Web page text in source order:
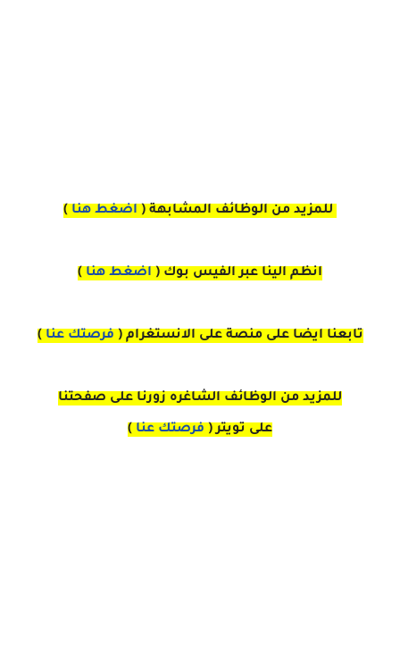
للمزيد من الوظائف المشابهة ( اضغط هنا )
انظم الينا عبر الفيس بوك ( اضغط هنا )
تابعنا ايضا على منصة على الانستغرام ( فرصتك عنا )
للمزيد من الوظائف الشاغره زورنا على صفحتنا
على تويتر( فرصتك عنا )